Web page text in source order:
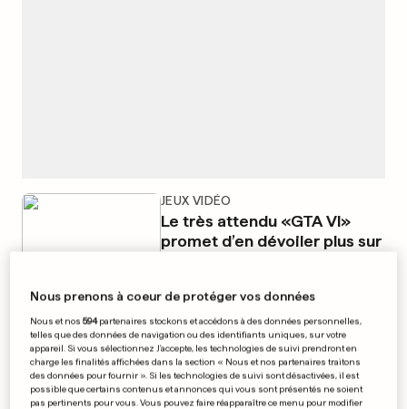
JEUX VIDÉO
Le très attendu «GTA VI»
promet d’en dévoiler plus sur
NOUVEAU-MEXIQUE
Meta doit payer et brider ses
plateformes pour les jeunes
3 6 0
Nous prenons à coeur de protéger vos données
Nous et nos594partenaires stockons et accédons à des données personnelles,
telles que des données de navigation ou des identifiants uniques, sur votre
appareil. Si vous sélectionnez J'accepte, les technologies de suivi prendront en
charge les finalités affichées dans la section « Nous et nos partenaires traitons
des données pour fournir ». Si les technologies de suivi sont désactivées, il est
possible que certains contenus et annonces qui vous sont présentés ne soient
pas pertinents pour vous. Vous pouvez faire réapparaître ce menu pour modifier